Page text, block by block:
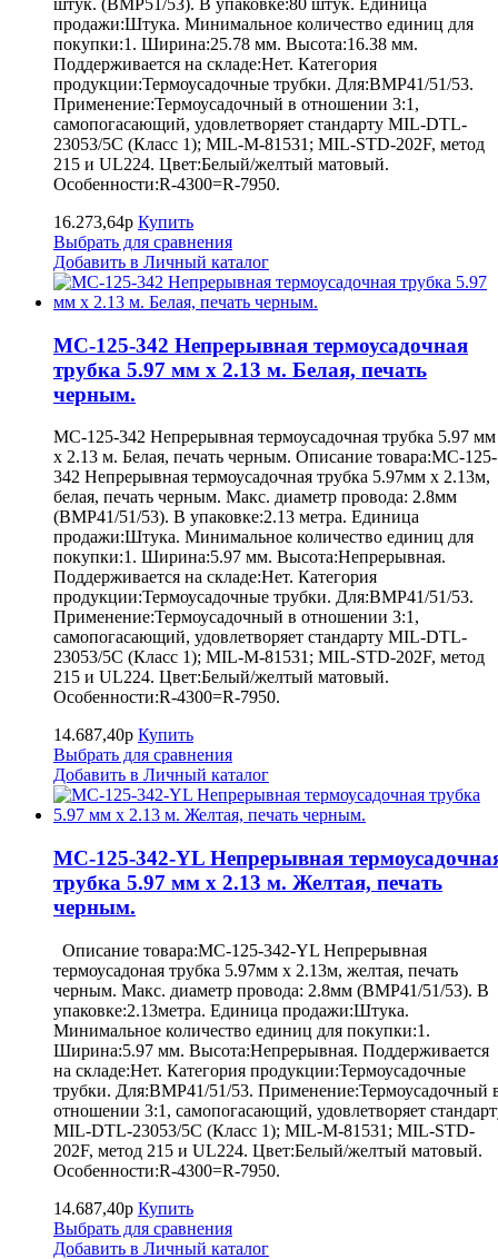
штук. (BMP51/53). В упаковке:80 штук. Единица
продажи:Штука. Минимальное количество единиц для
покупки:1. Ширина:25.78 мм. Высота:16.38 мм.
Поддерживается на складе:Нет. Категория
продукции:Термоусадочные трубки. Для:BMP41/51/53.
Применение:Термоусадочный в отношении 3:1,
самопогасающий, удовлетворяет стандарту MIL-DTL-
23053/5C (Класс 1); MIL-M-81531; MIL-STD-202F, метод
215 и UL224. Цвет:Белый/желтый матовый.
Особенности:R-4300=R-7950.
16.273,64р Купить
Выбрать для сравнения
Добавить в Личный каталог
MC-125-342 Непрерывная термоусадочная
трубка 5.97 мм х 2.13 м. Белая, печать
черным.
MC-125-342 Непрерывная термоусадочная трубка 5.97 мм
х 2.13 м. Белая, печать черным. Описание товара:MC-125-
342 Непрерывная термоусадочная трубка 5.97мм х 2.13м,
белая, печать черным. Макс. диаметр провода: 2.8мм
(BMP41/51/53). В упаковке:2.13 метра. Единица
продажи:Штука. Минимальное количество единиц для
покупки:1. Ширина:5.97 мм. Высота:Непрерывная.
Поддерживается на складе:Нет. Категория
продукции:Термоусадочные трубки. Для:BMP41/51/53.
Применение:Термоусадочный в отношении 3:1,
самопогасающий, удовлетворяет стандарту MIL-DTL-
23053/5C (Класс 1); MIL-M-81531; MIL-STD-202F, метод
215 и UL224. Цвет:Белый/желтый матовый.
Особенности:R-4300=R-7950.
14.687,40р Купить
Выбрать для сравнения
Добавить в Личный каталог
MC-125-342-YL Непрерывная
трубка 5.97 мм х 2.13 м. Желтая, печать
черным.
Описание товара:MC-125-342-YL Непрерывная
термоусадоная трубка 5.97мм х 2.13м, желтая, печать
черным. Макс. диаметр провода: 2.8мм (BMP41/51/53). В
упаковке:2.13метра. Единица продажи:Штука.
Минимальное количество единиц для покупки:1.
Ширина:5.97 мм. Высота:Непрерывная. Поддерживается
на складе:Нет. Категория продукции:Термоусадочные
трубки. Для:BMP41/51/53. Применение:Термоусадочный
отношении 3:1, самопогасающий, удовлетворяет
MIL-DTL-23053/5C (Класс 1); MIL-M-81531; MIL-STD-
202F, метод 215 и UL224. Цвет:Белый/желтый матовый.
Особенности:R-4300=R-7950.
14.687,40р Купить
Выбрать для сравнения
Добавить в Личный каталог